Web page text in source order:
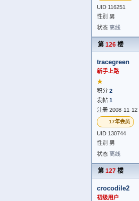
UID 116251
性别 男
状态 离线
第 126 楼
tracegreen
新手上路
★
积分 2
发帖 1
注册 2008-11-12
17年会员
UID 130744
性别 男
状态 离线
第 127 楼
crocodile2
初级用户